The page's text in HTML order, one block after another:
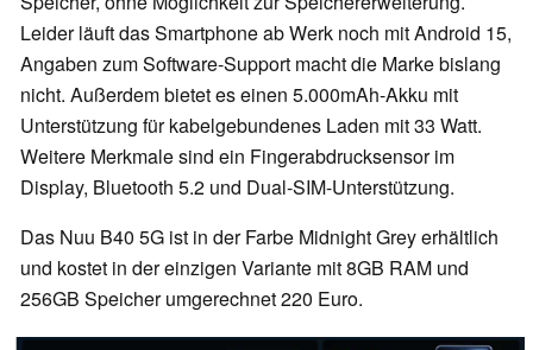
Leider läuft das Smartphone ab Werk noch mit Android 15,
Angaben zum Software-Support macht die Marke bislang
nicht. Außerdem bietet es einen 5.000mAh-Akku mit
Unterstützung für kabelgebundenes Laden mit 33 Watt.
Weitere Merkmale sind ein Fingerabdrucksensor im
Display, Bluetooth 5.2 und Dual-SIM-Unterstützung.
Das Nuu B40 5G ist in der Farbe Midnight Grey erhältlich
und kostet in der einzigen Variante mit 8GB RAM und
256GB Speicher umgerechnet 220 Euro.